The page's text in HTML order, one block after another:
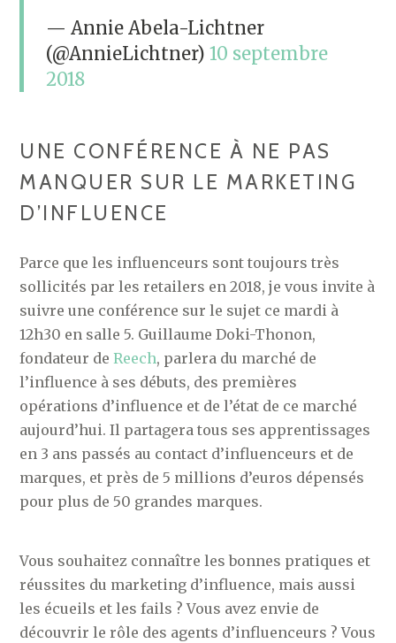
— Annie Abela-Lichtner
(@AnnieLichtner)10 septembre
2018
UNE CONFÉRENCE À NE PAS
MANQUER SUR LE MARKETING
D’INFLUENCE
Parce que les influenceurs sont toujours très
sollicités par les retailers en 2018, je vous invite à
suivre une conférence sur le sujet ce mardi à
12h30 en salle 5. Guillaume Doki-Thonon,
fondateur deReech, parlera du marché de
l’influence à ses débuts, des premières
opérations d’influence et de l’état de ce marché
aujourd’hui. Il partagera tous ses apprentissages
en 3 ans passés au contact d’influenceurs et de
marques, et près de 5 millions d’euros dépensés
pour plus de 50 grandes marques.
Vous souhaitez connaître les bonnes pratiques et
réussites du marketing d’influence, mais aussi
les écueils et les fails ? Vous avez envie de
découvrir le rôle des agents d’influenceurs ? Vous